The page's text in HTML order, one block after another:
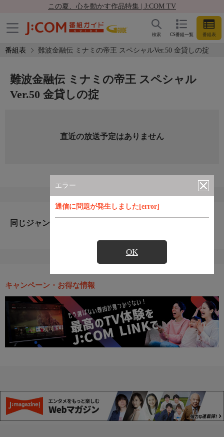
この夏、心を動かす作品特集 | J:COM TV
CS番組一覧 番組表
検索
番組表 難波金融伝 ミナミの帝王 スペシャルVer.50 金貸しの掟
エラー
通信に問題が発生しました[error]
OK
難波金融伝 ミナミの帝王 スペシャル
Ver.50 金貸しの掟
直近の放送予定はありません
同じジャンルのおすすめ番組
キャンペーン・お得な情報